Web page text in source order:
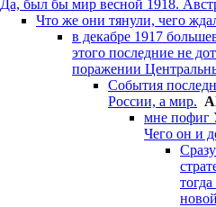
Да, был бы мир весной 1918.
Что же они тянули, чего
в декабре 1917
этого последние не
поражении
События
России, а мир.
мне пофиг
Чего он и